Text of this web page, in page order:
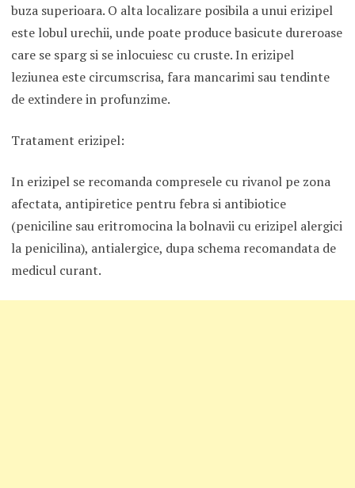
buza superioara. O alta localizare posibila a unui erizipel
este lobul urechii, unde poate produce basicute dureroase
care se sparg si se inlocuiesc cu cruste. In erizipel
leziunea este circumscrisa, fara mancarimi sau tendinte
de extindere in profunzime.
Tratament erizipel:
In erizipel se recomanda compresele cu rivanol pe zona
afectata, antipiretice pentru febra si antibiotice
(peniciline sau eritromocina la bolnavii cu erizipel alergici
la penicilina), antialergice, dupa schema recomandata de
medicul curant.